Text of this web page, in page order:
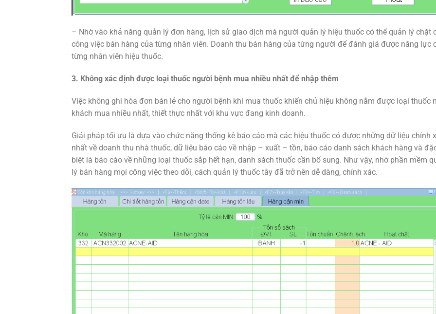
– Nhờ vào khả năng quản lý đơn hàng, lịch sử giao dịch mà người quản lý hiệu thuốc có thể quản lý chặt
công việc bán hàng của từng nhân viên. Doanh thu bán hàng của từng người để đánh giá được năng lực
từng nhân viên hiệu thuốc.
3. Không xác định được loại thuốc người bệnh mua nhiều nhất để nhập thêm
Việc không ghi hóa đơn bán lẻ cho người bệnh khi mua thuốc khiến chủ hiệu không nắm được loại thuốc
khách mua nhiều nhất, thiết thực nhất với khu vực đang kinh doanh.
Giải pháp tối ưu là dựa vào chức năng thống kê báo cáo mà các hiệu thuốc có được những dữ liệu chính
nhất về doanh thu nhà thuốc, dữ liệu báo cáo về nhập – xuất – tồn, báo cáo danh sách khách hàng và
biệt là báo cáo về những loại thuốc sắp hết hạn, danh sách thuốc cần bổ sung. Như vậy, nhờ phần mềm
lý bán hàng mọi công việc theo dõi, cách quản lý thuốc tây đã trở nên dễ dàng, chính xác.